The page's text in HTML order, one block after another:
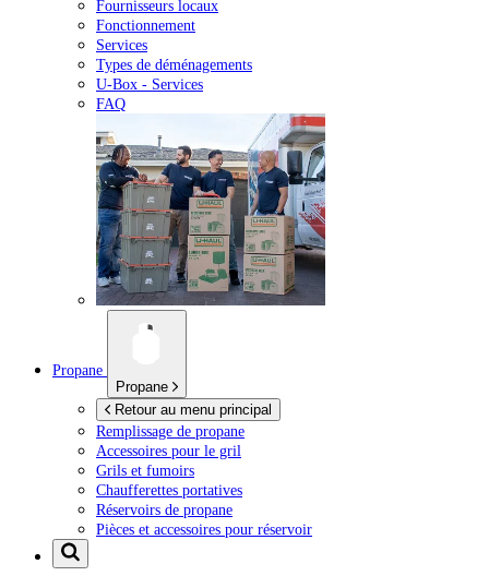
Fournisseurs locaux
Fonctionnement
Services
Types de déménagements
U-Box - Services
FAQ
Propane
Propane
Retour au menu principal
Remplissage de propane
Accessoires pour le gril
Grils et fumoirs
Chaufferettes portatives
Réservoirs de propane
Pièces et accessoires pour réservoir